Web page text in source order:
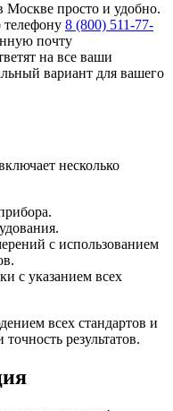
Москве просто и удобно.
телефону 8 (800) 511-77-
почту
на все ваши
вариант для вашего
несколько
с использованием
с указанием всех
всех стандартов и
результатов.